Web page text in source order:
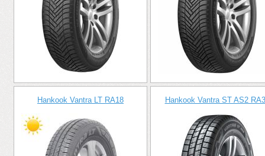
Hankook Vantra LT RA18 Hankook Vantra ST AS2